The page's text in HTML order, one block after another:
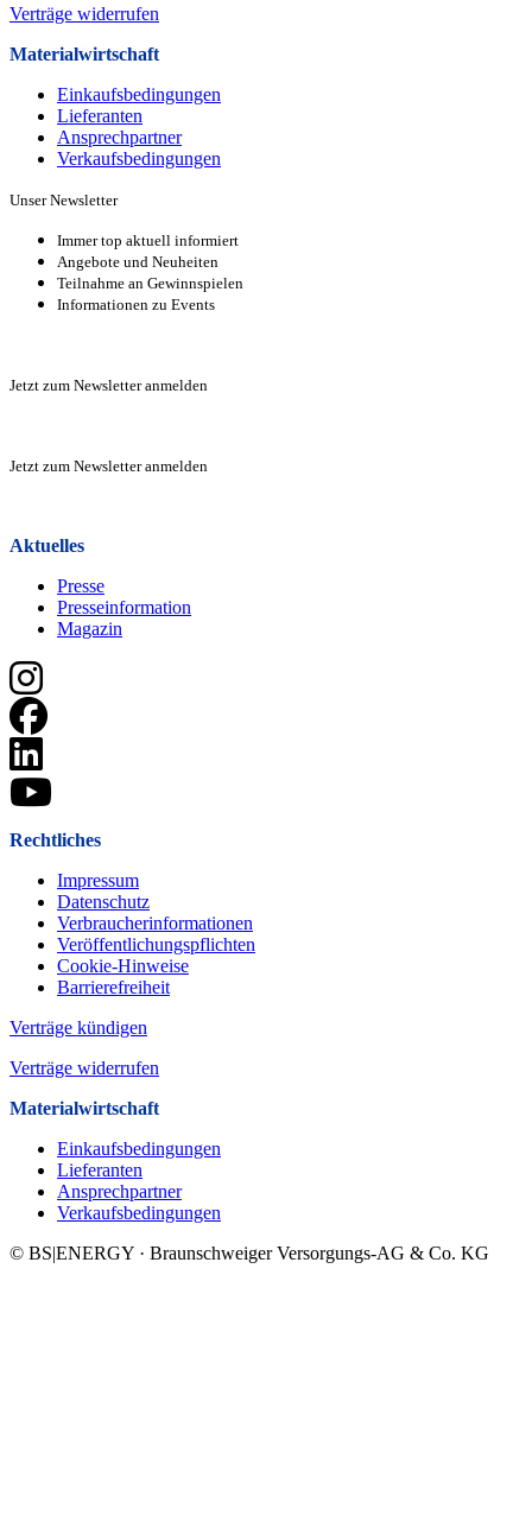
Verträge widerrufen
Materialwirtschaft
Einkaufsbedingungen
Lieferanten
Ansprechpartner
Verkaufsbeding­ungen
Unser Newsletter
Immer top aktuell informiert
Angebote und Neuheiten
Teilnahme an Gewinnspielen
Informationen zu Events
Jetzt zum Newsletter anmelden
Jetzt zum Newsletter anmelden
Aktuelles
Presse
Presseinformation
Magazin
Rechtliches
Impressum
Datenschutz
Verbraucherinformationen
Veröffentlichungspflichten
Cookie-Hinweise
Barrierefreiheit
Verträge kündigen
Verträge widerrufen
Materialwirtschaft
Einkaufsbedingungen
Lieferanten
Ansprechpartner
Verkaufsbeding­ungen
© BS|ENERGY · Braunschweiger Versorgungs-AG & Co. KG